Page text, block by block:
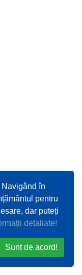
în
pentru
dar puteți
detaliate!
Sunt de acord!